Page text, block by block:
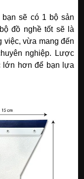
sẽ có 1 bộ sản
đồ nghề tốt sẽ là
vừa mang đến
nghiệp. Lược
hơn để bạn lựa